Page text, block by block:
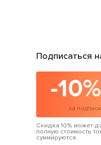
Подписаться
-10%
за
Скидка 10% может
полную стоимость
суммируются.